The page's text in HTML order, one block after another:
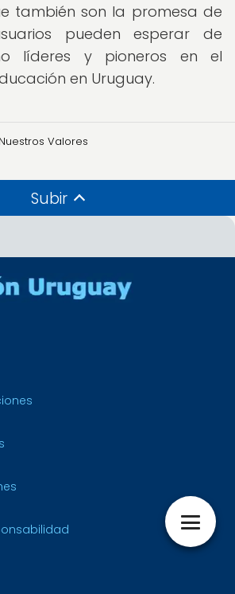
también son la promesa de
pueden esperar de
líderes y pioneros en el
en Uruguay.
Nuestros Valores
Subir